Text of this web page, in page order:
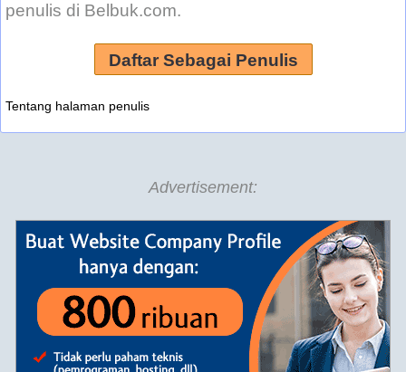
penulis di Belbuk.com.
Daftar Sebagai Penulis
Tentang halaman penulis
Advertisement: